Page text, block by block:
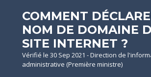
COMMENT
NOM DE DOMAINE
SITE INTERNET ?
Vérifié le 30 Sep 2021 - Direction de
administrative (Première ministre)